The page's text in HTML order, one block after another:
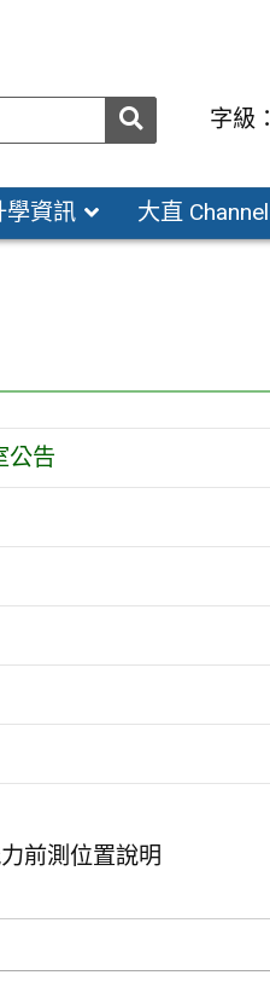
送出 字級：
學資訊 大直 Channel
公告
前測位置說明